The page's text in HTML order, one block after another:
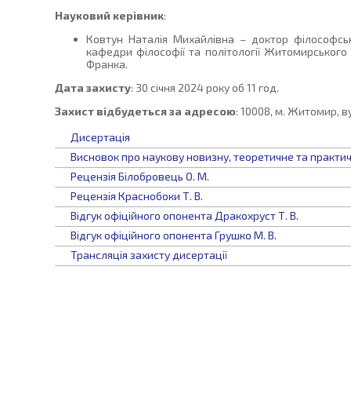
Науковий керівник:
Ковтун Наталія Михайлівна – доктор
кафедри філософії та політології
Франка.
Дата захисту: 30 січня 2024 року об 11 год.
Захист відбудеться за адресою: 10008, м. Житомир,
Дисертація
Висновок про наукову новизну, теоретичне та
Рецензія Білобровець О. М.
Рецензія Краснобоки Т. В.
Відгук офіційного опонента Дракохруст Т. В.
Відгук офіційного опонента Грушко М. В.
Трансляція захисту дисертації